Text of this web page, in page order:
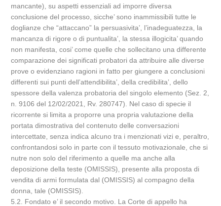
mancante), su aspetti essenziali ad imporre diversa
conclusione del processo, sicche’ sono inammissibili tutte le
doglianze che “attaccano” la persuasivita’, l’inadeguatezza, la
mancanza di rigore o di puntualita’, la stessa illogicita’ quando
non manifesta, cosi’ come quelle che sollecitano una differente
comparazione dei significati probatori da attribuire alle diverse
prove o evidenziano ragioni in fatto per giungere a conclusioni
differenti sui punti dell’attendibilita’, della credibilita’, dello
spessore della valenza probatoria del singolo elemento (Sez. 2,
n. 9106 del 12/02/2021, Rv. 280747). Nel caso di specie il
ricorrente si limita a proporre una propria valutazione della
portata dimostrativa del contenuto delle conversazioni
intercettate, senza indica alcuno tra i menzionati vizi e, peraltro,
confrontandosi solo in parte con il tessuto motivazionale, che si
nutre non solo del riferimento a quelle ma anche alla
deposizione della teste (OMISSIS), presente alla proposta di
vendita di armi formulata dal (OMISSIS) al compagno della
donna, tale (OMISSIS).
5.2. Fondato e’ il secondo motivo. La Corte di appello ha